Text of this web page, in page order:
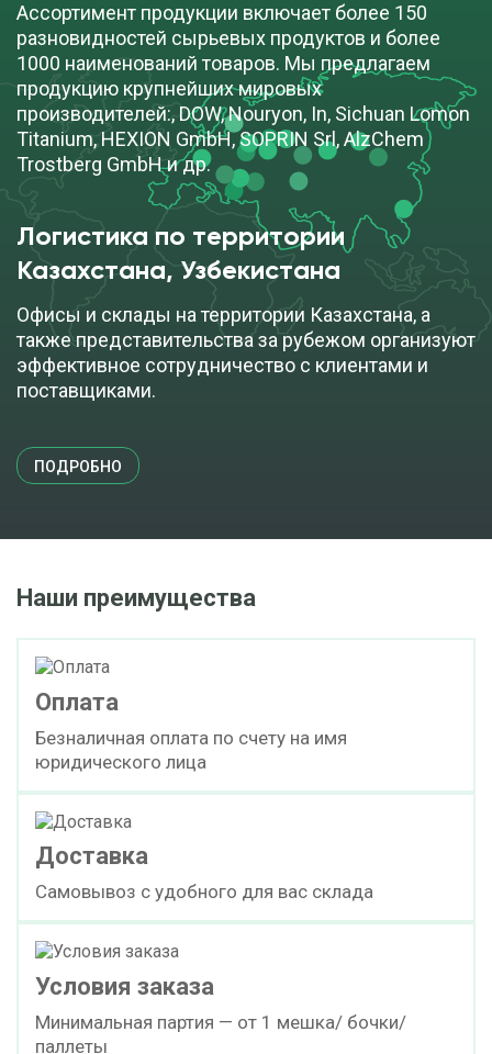
Ассортимент продукции включает более 150
разновидностей сырьевых продуктов и более
1000 наименований товаров. Мы предлагаем
продукцию крупнейших мировых
производителей:, DOW, Nouryon, In, Sichuan Lomon
Titanium, HEXION GmbH, SOPRIN Srl, AlzChem
Trostberg GmbH и др.
Логистика по территории
Казахстана, Узбекистана
Офисы и склады на территории Казахстана, а
также представительства за рубежом организуют
эффективное сотрудничество с клиентами и
поставщиками.
ПОДРОБНО
Наши преимущества
Оплата
Безналичная оплата по счету на имя
юридического лица
Доставка
Самовывоз с удобного для вас склада
Условия заказа
Минимальная партия — от 1 мешка/ бочки/
паллеты